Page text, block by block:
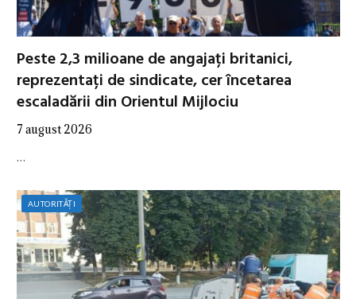
Peste 2,3 milioane de angajați britanici,
reprezentați de sindicate, cer încetarea
escaladării din Orientul Mijlociu
7 august 2026
…
AUTORITĂȚI